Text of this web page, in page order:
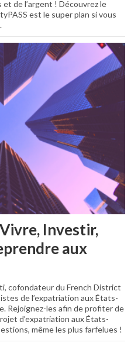
de l’argent ! Découvrez le
est le super plan si vous
Investir,
aux
cofondateur du French District
de l’expatriation aux États-
Rejoignez-les afin de profiter de
d’expatriation aux États-
même les plus farfelues !